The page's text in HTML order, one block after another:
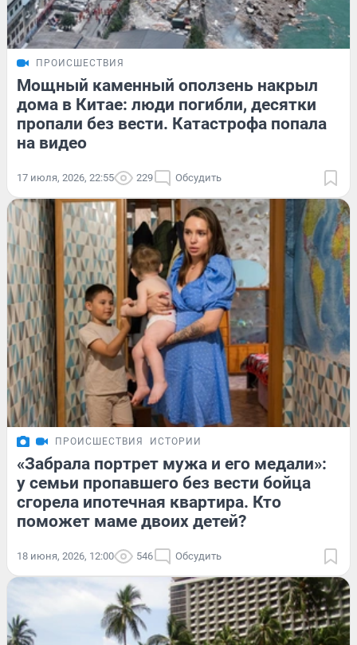
ПРОИСШЕСТВИЯ
Мощный каменный оползень накрыл
дома в Китае: люди погибли, десятки
пропали без вести. Катастрофа попала
на видео
17 июля, 2026, 22:55 229 Обсудить
ПРОИСШЕСТВИЯ ИСТОРИИ
«Забрала портрет мужа и его медали»:
у семьи пропавшего без вести бойца
сгорела ипотечная квартира. Кто
поможет маме двоих детей?
18 июня, 2026, 12:00 546 Обсудить